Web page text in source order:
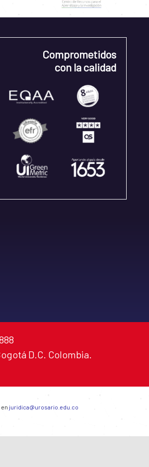
Comprometidos
con la calidad
D.C. Colombia.
juridica@urosario.edu.co